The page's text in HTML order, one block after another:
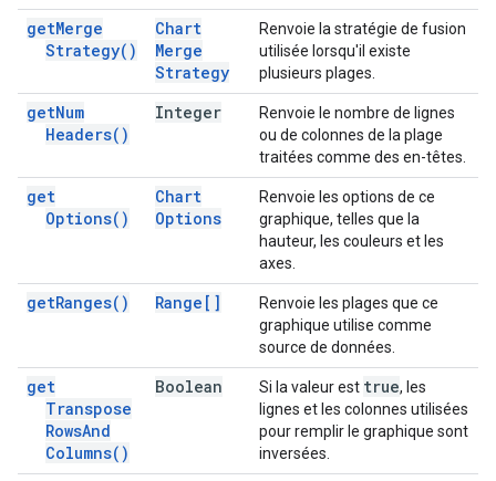
getMerge
Strategy( )
Chart
Merge
Strategy
Renvoie la stratégie de fusion
utilisée lorsqu'il existe
plusieurs plages.
getNum
Headers( )
Integer
Renvoie le nombre de lignes
ou de colonnes de la plage
traitées comme des en-têtes.
get
Options( )
Chart
Options
Renvoie les options de ce
graphique, telles que la
hauteur, les couleurs et les
axes.
getRanges( ) Range[]
Renvoie les plages que ce
graphique utilise comme
source de données.
get
Transpose
RowsAnd
Columns( )
Boolean Si la valeur est true, les
lignes et les colonnes utilisées
pour remplir le graphique sont
inversées.